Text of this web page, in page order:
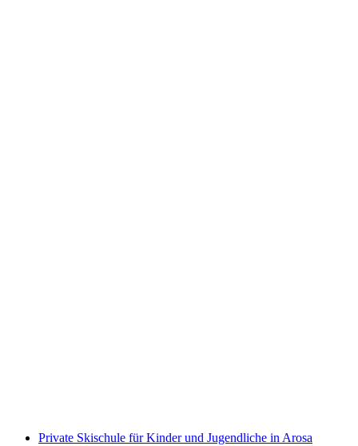
Private Skischule für Kinder und Jugendliche in Arosa